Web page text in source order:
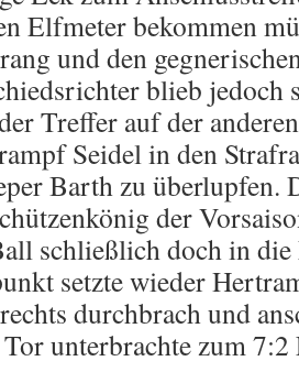
Elfmeter bekommen
und den
blieb jedoch
Treffer auf der
Seidel in den
Barth zu überlupfen.
der
schließlich doch in
setzte wieder
durchbrach und
unterbrachte zum 7:2